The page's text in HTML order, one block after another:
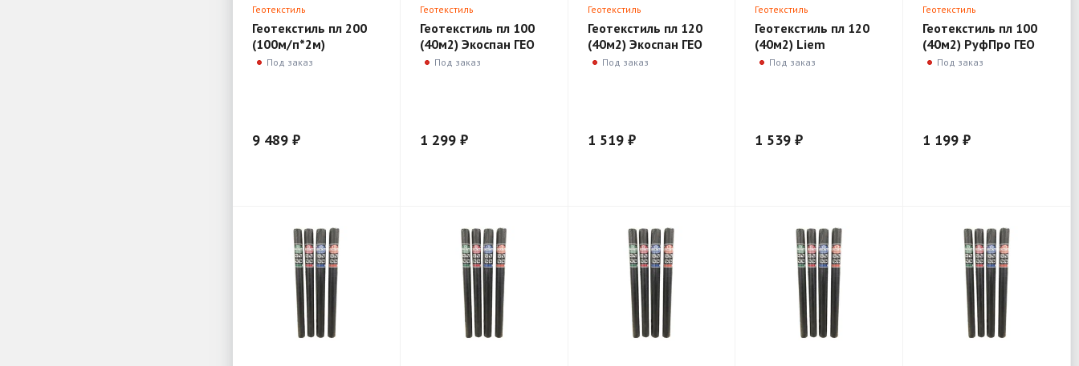
Геотекстиль
Геотекстиль пл 200
(100м/п*2м)
ДОРНИТ
Под заказ
9 489 ₽
Геотекстиль
Геотекстиль пл 100
(40м2) Экоспан ГЕО
Под заказ
1 299 ₽
Геотекстиль
Геотекстиль пл 120
(40м2) Экоспан ГЕО
Под заказ
1 519 ₽
Геотекстиль
Геотекстиль пл 120
(40м2) Liem
Под заказ
1 539 ₽
Геотекстиль
Геотекстиль пл 100
(40м2) РуфПро ГЕО
Под заказ
1 199 ₽